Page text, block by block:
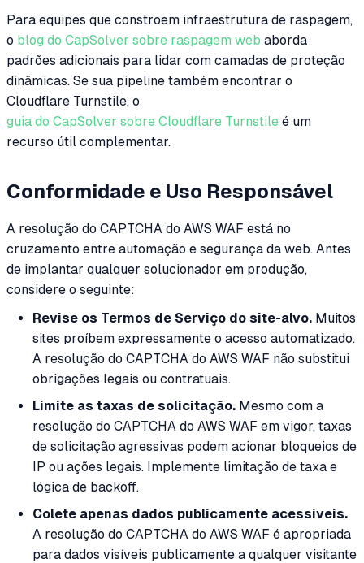
Para equipes que constroem infraestrutura de raspagem,
o blog do CapSolver sobre raspagem web aborda
padrões adicionais para lidar com camadas de proteção
dinâmicas. Se sua pipeline também encontrar o
Cloudflare Turnstile, o
guia do CapSolver sobre Cloudflare Turnstile é um
recurso útil complementar.
Conformidade e Uso Responsável
A resolução do CAPTCHA do AWS WAF está no
cruzamento entre automação e segurança da web. Antes
de implantar qualquer solucionador em produção,
considere o seguinte:
Revise os Termos de Serviço do site-alvo. Muitos
sites proíbem expressamente o acesso automatizado.
A resolução do CAPTCHA do AWS WAF não substitui
obrigações legais ou contratuais.
Limite as taxas de solicitação. Mesmo com a
resolução do CAPTCHA do AWS WAF em vigor, taxas
de solicitação agressivas podem acionar bloqueios de
IP ou ações legais. Implemente limitação de taxa e
lógica de backoff.
Colete apenas dados publicamente acessíveis.
A resolução do CAPTCHA do AWS WAF é apropriada
para dados visíveis publicamente a qualquer visitante